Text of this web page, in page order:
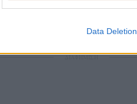
Data Deletion
στο νέοPink.gr!
Radio.gr και στο Instagram
ΔΙΑΦΗΜΙΣΗ